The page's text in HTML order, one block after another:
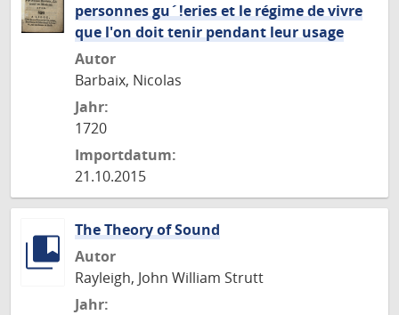
personnes gu´!eries et le régime de vivre
que l'on doit tenir pendant leur usage
Autor
Barbaix, Nicolas
Jahr:
1720
Importdatum:
21.10.2015
The Theory of Sound
Autor
Rayleigh, John William Strutt
Jahr: